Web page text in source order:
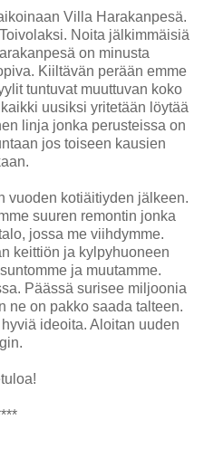
Villa Harakanpesä.
Noita jälkimmäisiä
on minusta
Kiiltävän perään emme
tuntuvat muuttuvan koko
uusiksi yritetään löytää
linja jonka perusteissa on
jos toiseen kausien
vuoden kotiäitiyden jälkeen.
suuren remontin jonka
jossa me viihdymme.
keittiön ja kylpyhuoneen
ja muutamme.
Päässä surisee miljoonia
ne on pakko saada talteen.
ideoita. Aloitan uuden